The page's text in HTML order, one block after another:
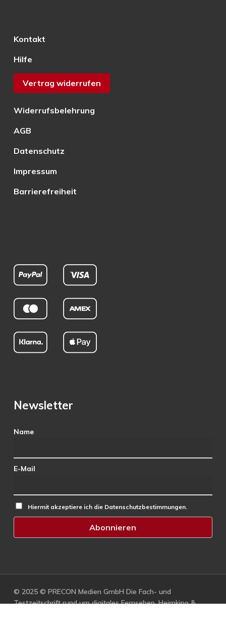
Kontakt
Hilfe
Vertrag widerrufen
Widerrufsbelehrung
AGB
Datenschutz
Impressum
Barrierefreiheit
Newsletter
Name
E-Mail
Hiermit akzeptiere ich die Datenschutzbestimmungen.
© 2025 © PRECON Medien GmbH Die Fach- und
Testzeitschrift rund um digitales Fernsehen, Heimkino &